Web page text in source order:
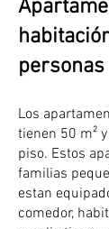
personas
Los
tienen 50 m²
piso. Estos
familias
estan
comedor,